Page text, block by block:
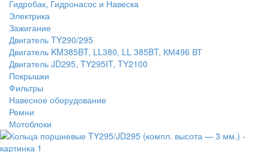
Гидробак, Гидронасос и Навеска
Электрика
Зажигание
Двигатель TY290/295
Двигатель KM385BT, LL380, LL 385BT, КМ496 ВТ
Двигатель JD295, TY295IT, TY2100
Покрышки
Фильтры
Навесное оборудование
Ремни
Мотоблоки